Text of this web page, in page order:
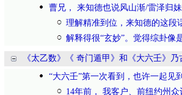
曹兄， 来知德也说风山渐/雷泽归
理解精准到位，来知德的这段
解释得很“玄妙”。觉得综卦像
《太乙数》《 奇门遁甲》和《大六壬》乃
“大六壬”第一次看到，也许一起见
14年前， 我客户、前纽约州